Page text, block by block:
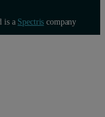
is a Spectris company